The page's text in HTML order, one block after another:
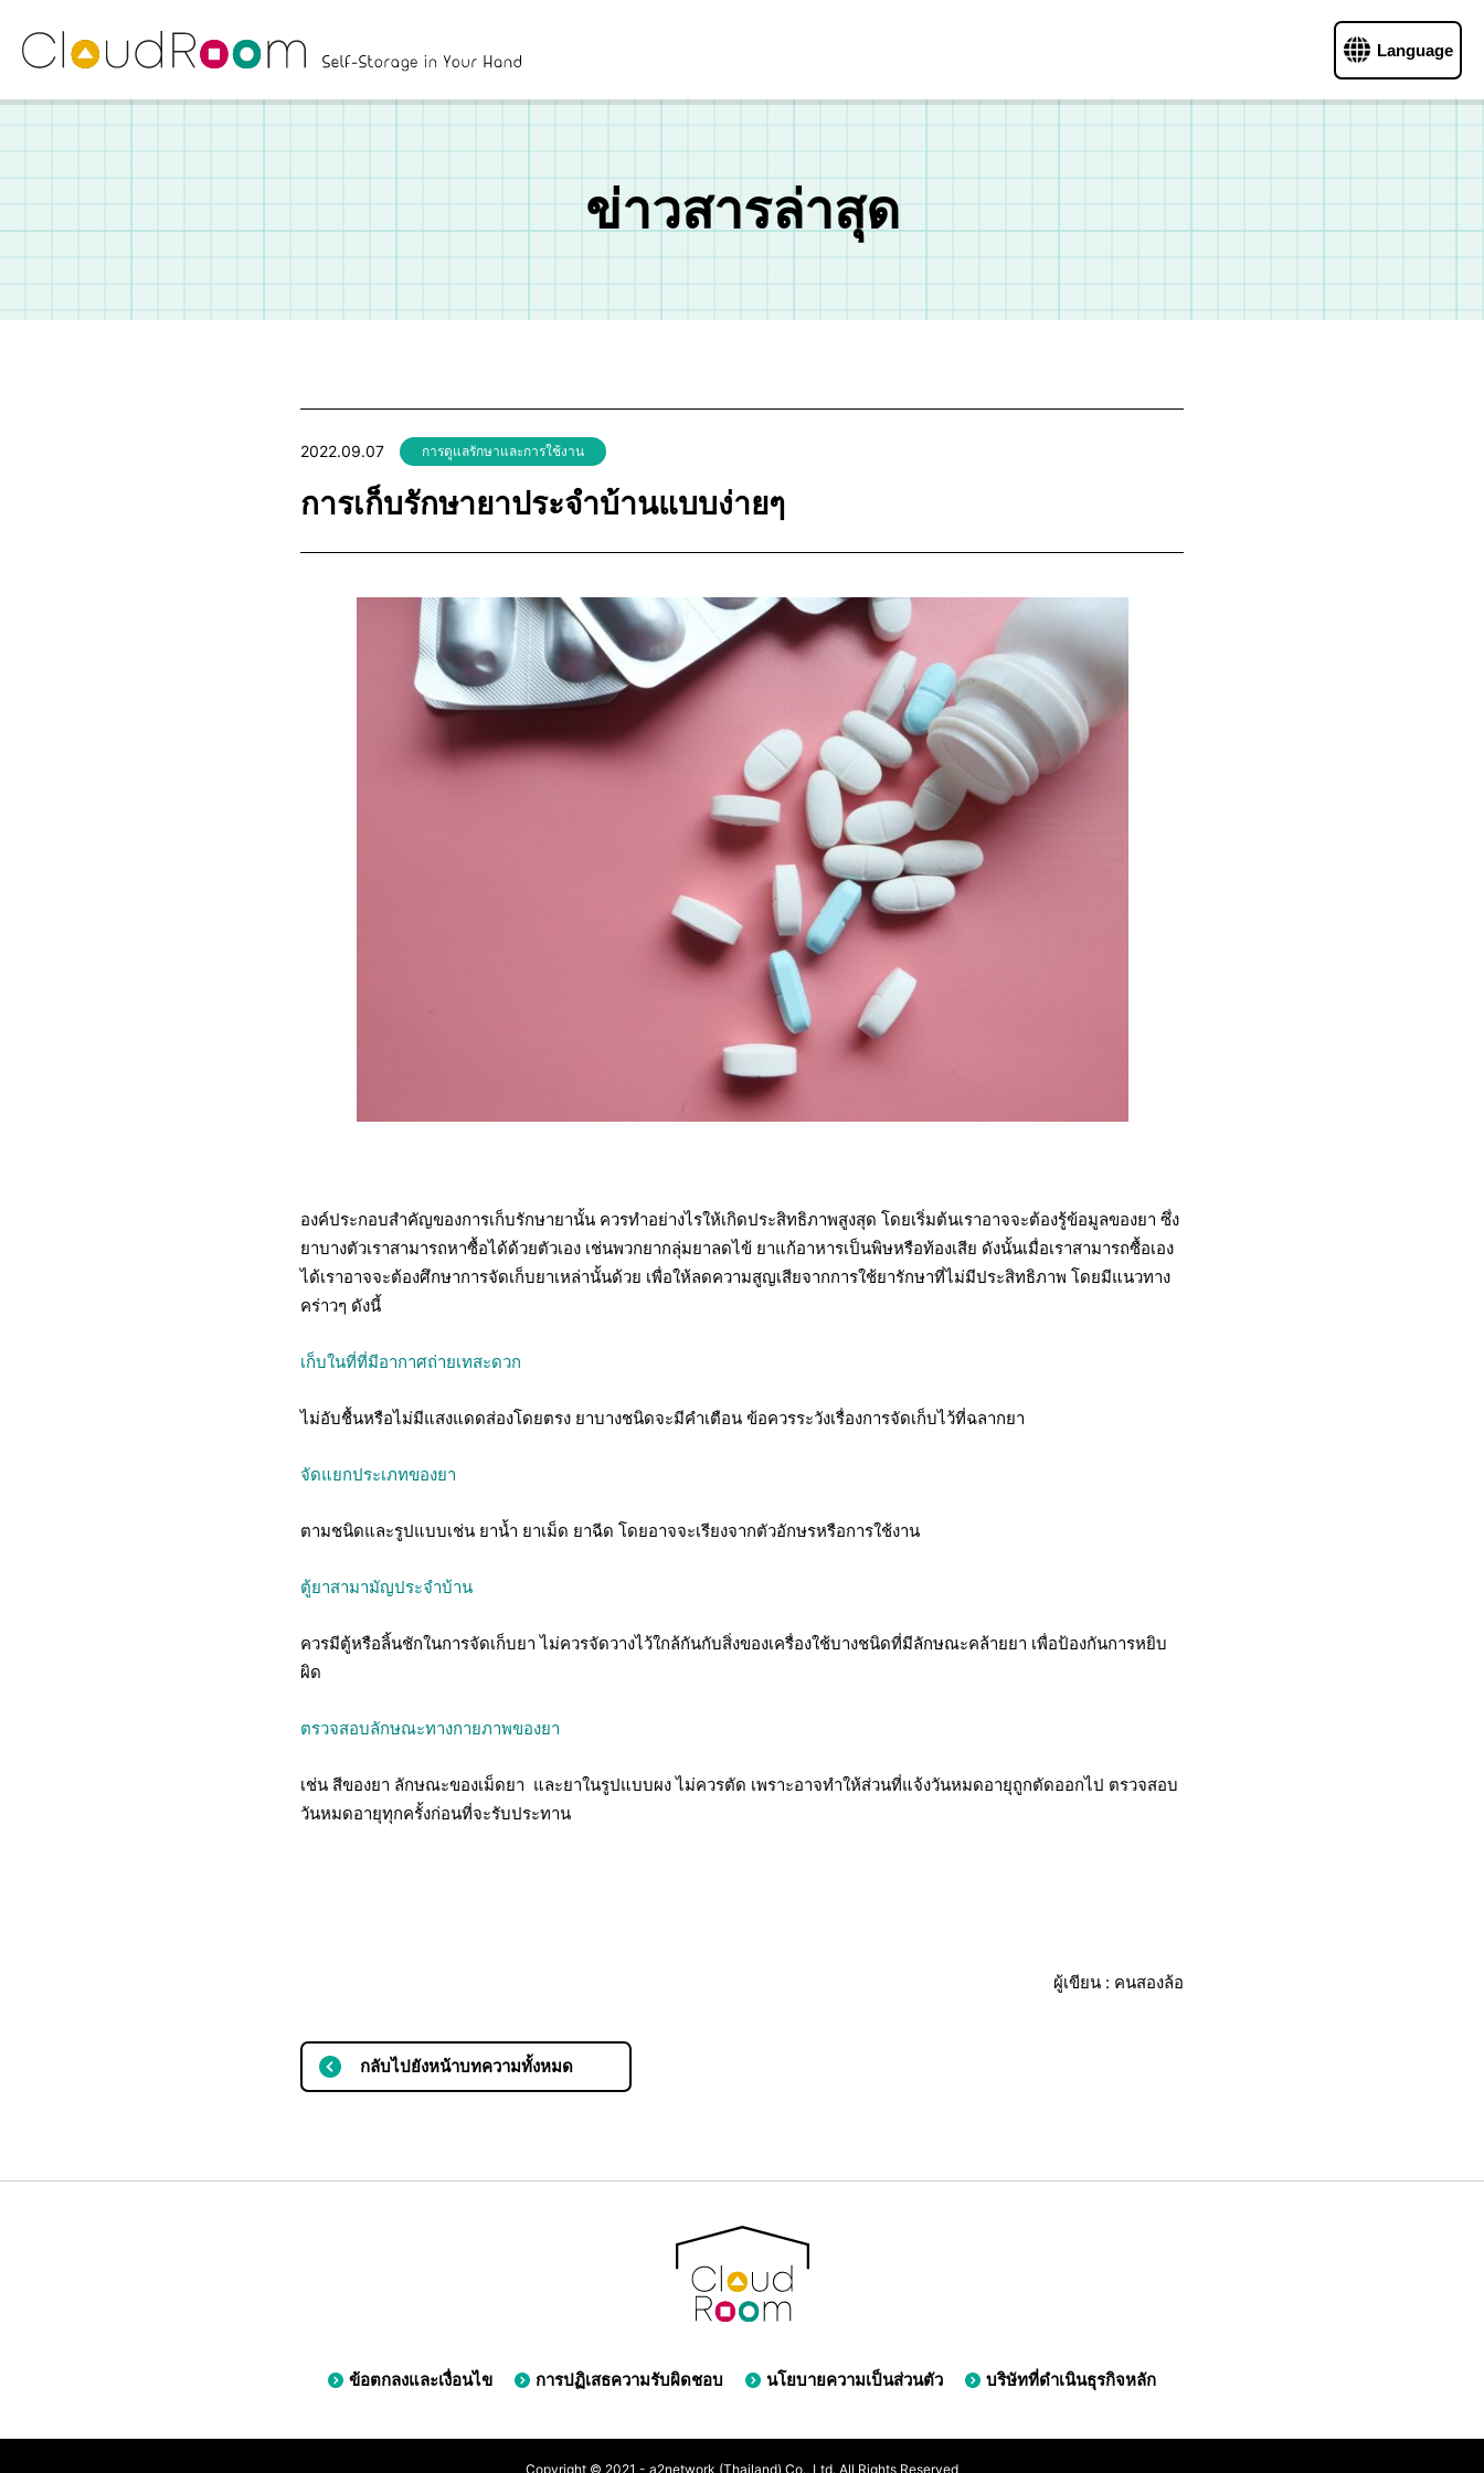
Language
ข่าวสารล่าสุด
2022.09.07 การดูแลรักษาและการใช้งาน
การเก็บรักษายาประจำบ้านแบบง่ายๆ
องค์ประกอบสำคัญของการเก็บรักษายานั้น ควรทำอย่างไรให้เกิดประสิทธิภาพสูงสุด โดยเริ่มต้นเราอาจจะต้องรู้ข้อมูลของยา ซึ่ง
ยาบางตัวเราสามารถหาซื้อได้ด้วยตัวเอง เช่นพวกยากลุ่มยาลดไข้ ยาแก้อาหารเป็นพิษหรือท้องเสีย ดังนั้นเมื่อเราสามารถซื้อเอง
ได้เราอาจจะต้องศึกษาการจัดเก็บยาเหล่านั้นด้วย เพื่อให้ลดความสูญเสียจากการใช้ยารักษาที่ไม่มีประสิทธิภาพ โดยมีแนวทาง
คร่าวๆ ดังนี้
เก็บในที่ที่มีอากาศถ่ายเทสะดวก
ไม่อับชื้นหรือไม่มีแสงแดดส่องโดยตรง ยาบางชนิดจะมีคำเตือน ข้อควรระวังเรื่องการจัดเก็บไว้ที่ฉลากยา
จัดแยกประเภทของยา
ตามชนิดและรูปแบบเช่น ยาน้ำ ยาเม็ด ยาฉีด โดยอาจจะเรียงจากตัวอักษรหรือการใช้งาน
ตู้ยาสามามัญประจำบ้าน
ควรมีตู้หรือลิ้นชักในการจัดเก็บยา ไม่ควรจัดวางไว้ใกล้กันกับสิ่งของเครื่องใช้บางชนิดที่มีลักษณะคล้ายยา เพื่อป้องกันการหยิบ
ผิด
ตรวจสอบลักษณะทางกายภาพของยา
เช่น สีของยา ลักษณะของเม็ดยา และยาในรูปแบบผง ไม่ควรตัด เพราะอาจทำให้ส่วนที่แจ้งวันหมดอายุถูกตัดออกไป ตรวจสอบ
วันหมดอายุทุกครั้งก่อนที่จะรับประทาน
ผู้เขียน : คนสองล้อ
กลับไปยังหน้าบทความทั้งหมด
ข้อตกลงและเงื่อนไข การปฏิเสธความรับผิดชอบ นโยบายความเป็นส่วนตัว บริษัทที่ดำเนินธุรกิจหลัก
Copyright © 2021 - a2network (Thailand) Co., Ltd. All Rights Reserved